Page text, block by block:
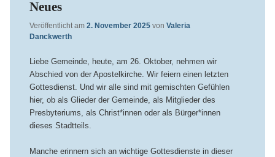
Neues
Veröffentlicht am 2. November 2025 von Valeria
Danckwerth
Liebe Gemeinde, heute, am 26. Oktober, nehmen wir
Abschied von der Apostelkirche. Wir feiern einen letzten
Gottesdienst. Und wir alle sind mit gemischten Gefühlen
hier, ob als Glieder der Gemeinde, als Mitglieder des
Presbyteriums, als Christ*innen oder als Bürger*innen
dieses Stadtteils.
Manche erinnern sich an wichtige Gottesdienste in dieser